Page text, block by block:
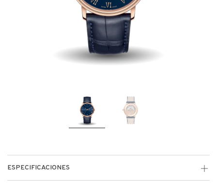
ESPECIFICACIONES